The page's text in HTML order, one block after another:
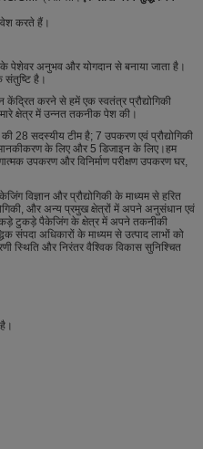
करते हैं।
के पेशेवर अनुभव और योगदान से बनाया जाता है।
संतुष्टि है।
करने से हमें एक स्वतंत्र प्रौद्योगिकी
क्षेत्र में उन्नत तकनीक पेश की।
28 सदस्यीय टीम है; 7 उपकरण एवं प्रौद्योगिकी
के लिए और 5 डिजाइन के लिए।हम
उपकरण और विनिर्माण परीक्षण उपकरण घर,
विज्ञान और प्रौद्योगिकी के माध्यम से हरित
और अन्य प्रमुख क्षेत्रों में अपने अनुसंधान एवं
टुकड़े पैकेजिंग के क्षेत्र में अपने तकनीकी
संपदा अधिकारों के माध्यम से उत्पाद लाभों को
स्थिति और निरंतर वैश्विक विकास सुनिश्चित